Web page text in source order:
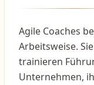
Agile Coaches
Arbeitsweise.
trainieren
Unternehmen,